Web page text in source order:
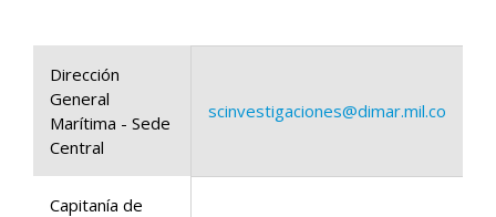
Dirección
General
Marítima - Sede
Central
scinvestigaciones@dimar.mil.co
Capitanía de